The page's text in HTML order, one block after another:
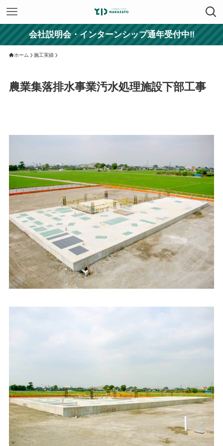
会社説明会・インターンシップ通年受付中‼
ホーム 施工実績
農業集落排水事業汚水処理施設下部工事